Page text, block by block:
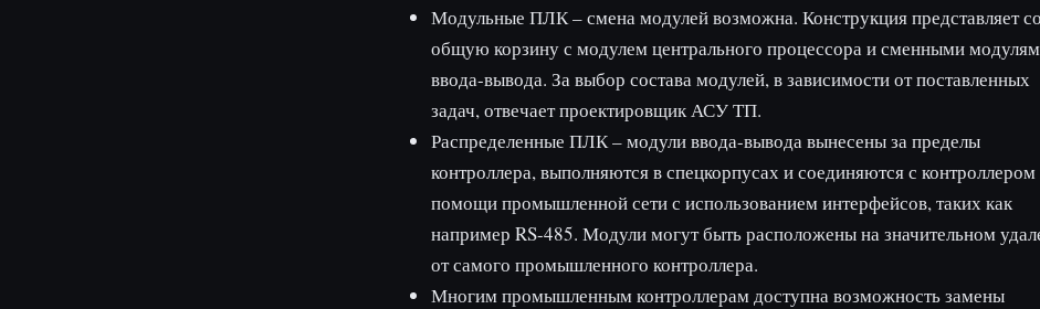
Модульные ПЛК – смена модулей возможна. Конструкция представляет
общую корзину с модулем центрального процессора и сменными
ввода-вывода. За выбор состава модулей, в зависимости от поставленных
задач, отвечает проектировщик АСУ ТП.
Распределенные ПЛК – модули ввода-вывода вынесены за пределы
контроллера, выполняются в спецкорпусах и соединяются с
помощи промышленной сети с использованием интерфейсов, таких как
например RS-485. Модули могут быть расположены на значительном
от самого промышленного контроллера.
Многим промышленным контроллерам доступна возможность замены